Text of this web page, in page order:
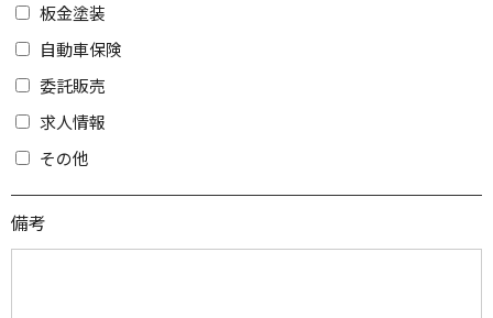
板金塗装
自動車保険
委託販売
求人情報
その他
備考